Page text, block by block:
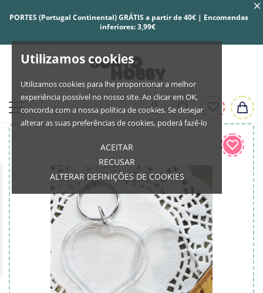
Utilizamos cookies
Utilizamos cookies para lhe proporcionar a melhor
experiência possível no nosso site. Ao clicar em OK,
concorda com a nossa política de cookies. Se desejar
alterar as suas preferências de cookies, poderá fazê-lo
ACEITAR
RECUSAR
ALTERAR DEFINIÇÕES DE COOKIES
PORTES (Portugal Continental) GRÁTIS a partir de 40€ | Encomendas
inferiores: 3,99€